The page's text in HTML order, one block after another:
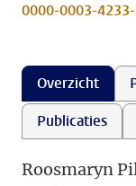
0000-0003-
Overzicht
Publicaties
Roosmaryn